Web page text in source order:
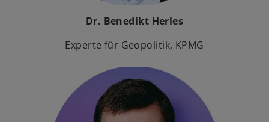
Dr. Benedikt Herles
Experte für Geopolitik, KPMG